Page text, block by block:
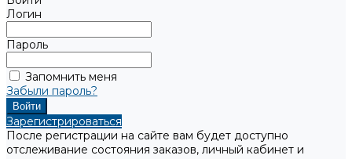
Логин
Пароль
Запомнить меня
Забыли пароль?
Зарегистрироваться
После регистрации на сайте вам будет доступно
отслеживание состояния заказов, личный кабинет и